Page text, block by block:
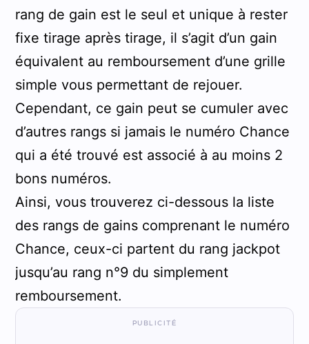
rang de gain est le seul et unique à rester
fixe tirage après tirage, il s’agit d’un gain
équivalent au remboursement d’une grille
simple vous permettant de rejouer.
Cependant, ce gain peut se cumuler avec
d’autres rangs si jamais le numéro Chance
qui a été trouvé est associé à au moins 2
bons numéros.
Ainsi, vous trouverez ci-dessous la liste
des rangs de gains comprenant le numéro
Chance, ceux-ci partent du rang jackpot
jusqu’au rang n°9 du simplement
remboursement.